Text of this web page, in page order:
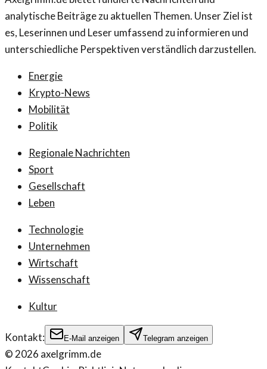
analytische Beiträge zu aktuellen Themen. Unser Ziel ist
es, Leserinnen und Leser umfassend zu informieren und
unterschiedliche Perspektiven verständlich darzustellen.
Energie
Krypto-News
Mobilität
Politik
Regionale Nachrichten
Sport
Gesellschaft
Leben
Technologie
Unternehmen
Wirtschaft
Wissenschaft
Kultur
Kontakt: E-Mail anzeigen Telegram anzeigen
© 2026 axelgrimm.de